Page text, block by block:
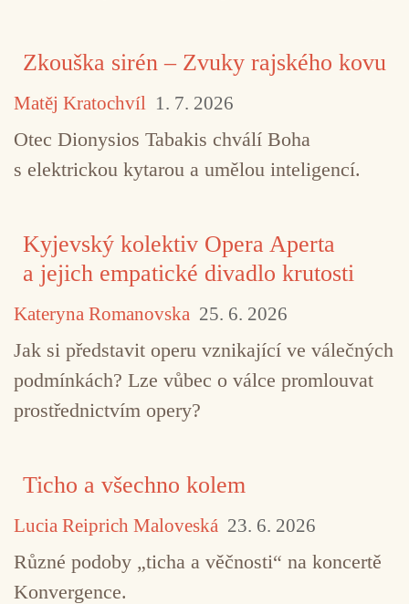
Zkouška sirén – Zvuky rajského kovu
Matěj Kratochvíl 1. 7. 2026
Otec Dionysios Tabakis chválí Boha
s elektrickou kytarou a umělou inteligencí.
Kyjevský kolektiv Opera Aperta
a jejich empatické divadlo krutosti
Kateryna Romanovska 25. 6. 2026
Jak si představit operu vznikající ve válečných
podmínkách? Lze vůbec o válce promlouvat
prostřednictvím opery?
Ticho a všechno kolem
Lucia Reiprich Maloveská 23. 6. 2026
Různé podoby „ticha a věčnosti“ na koncertě
Konvergence.